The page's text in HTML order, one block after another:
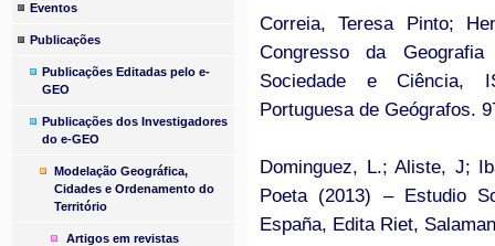
Correia, Teresa Pinto;
Congresso da
Sociedade e Ciência,
Portuguesa de Geógrafos.
Dominguez, L.; Aliste, J;
Poeta (2013) – Estudio
España, Edita Riet,
Eventos
Publicações
Publicações Editadas pelo e-
GEO
Publicações dos Investigadores
do e-GEO
Modelação Geográfica,
Cidades e Ordenamento do
Território
Artigos em revistas